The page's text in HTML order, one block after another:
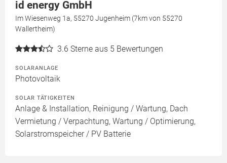
id energy GmbH
Im Wiesenweg 1a, 55270 Jugenheim (7km von 55270
Wallertheim)
3.6 Sterne aus 5 Bewertungen
SOLARANLAGE
Photovoltaik
SOLAR TÄTIGKEITEN
Anlage & Installation, Reinigung / Wartung, Dach
Vermietung / Verpachtung, Wartung / Optimierung,
Solarstromspeicher / PV Batterie